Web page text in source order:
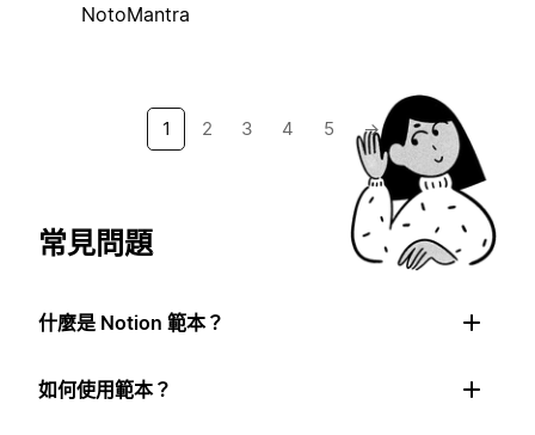
NotoMantra
1 2 3 4 5 →
常見問題
什麼是 Notion 範本？
如何使用範本？